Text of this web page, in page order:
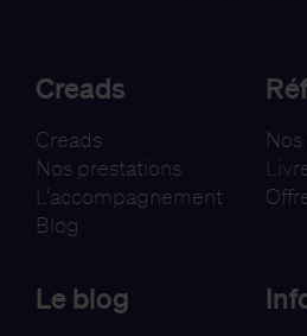
Creads
Creads
Nos prestations
L’accompagnement
Blog
Le blog